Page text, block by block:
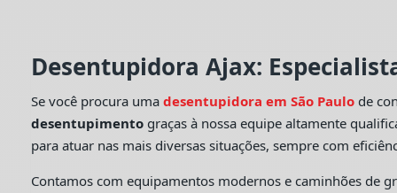
Desentupidora Ajax:
Se você procura uma desentupidora em São Paulo de
desentupimentograças à nossa equipe altamente
para atuar nas mais diversas situações, sempre com
Contamos com equipamentos modernos e caminhões de